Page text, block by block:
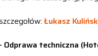
Łukasz
Odprawa techniczna